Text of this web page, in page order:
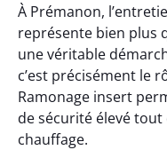
À Prémanon,
représente bien plus
une véritable
c’est précisément le
Ramonage insert
de sécurité élevé
chauffage.